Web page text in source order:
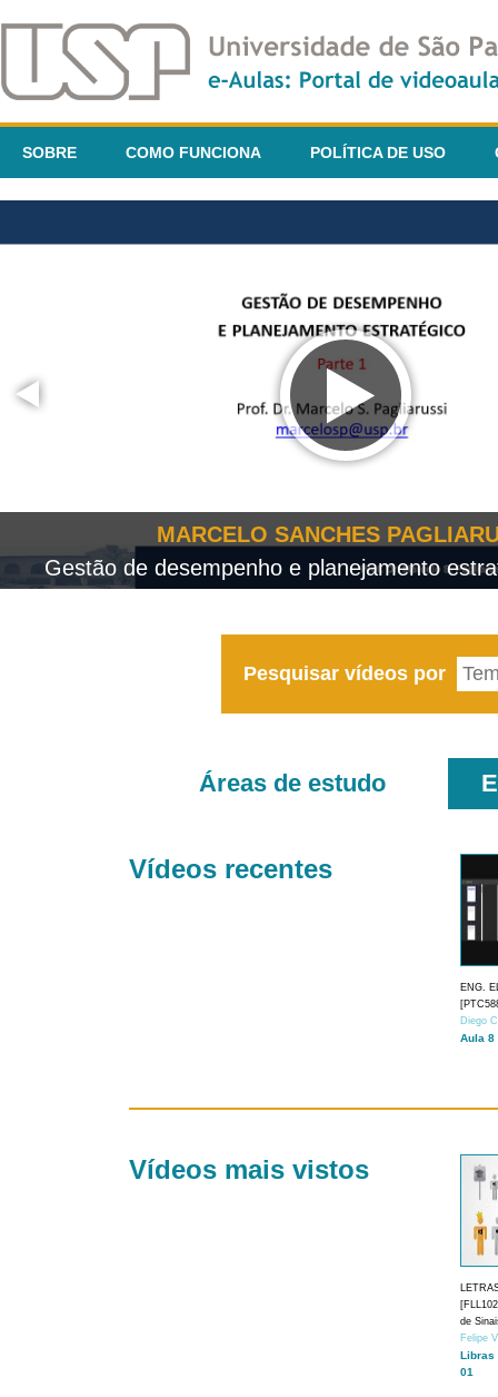
SOBRE COMO FUNCIONA POLÍTICA DE USO
MARCELO SANCHES
Gestão de desempenho e planejamento
Pesquisar vídeos por
Áreas de estudo
Vídeos recentes
ENG.
Diego
Aula 8
Vídeos mais vistos
de
Felipe
Libras
01